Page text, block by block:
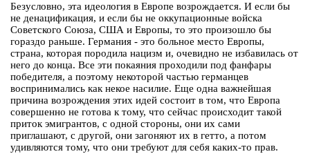
Безусловно, эта идеология в Европе возрождается. И если бы
не денацификация, и если бы не оккупационные войска
Советского Союза, США и Европы, то это произошло бы
гораздо раньше. Германия - это больное место Европы,
страна, которая породила нацизм и, очевидно не избавилась от
него до конца. Все эти покаяния проходили под фанфары
победителя, а поэтому некоторой частью германцев
воспринимались как некое насилие. Еще одна важнейшая
причина возрождения этих идей состоит в том, что Европа
совершенно не готова к тому, что сейчас происходит такой
приток эмигрантов, с одной стороны, они их сами
приглашают, с другой, они загоняют их в гетто, а потом
удивляются тому, что они требуют для себя каких-то прав.